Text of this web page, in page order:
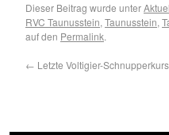
Dieser Beitrag wurde unter
RVC Taunusstein, Taunusstein,
auf den Permalink.
← Letzte Voltigier-